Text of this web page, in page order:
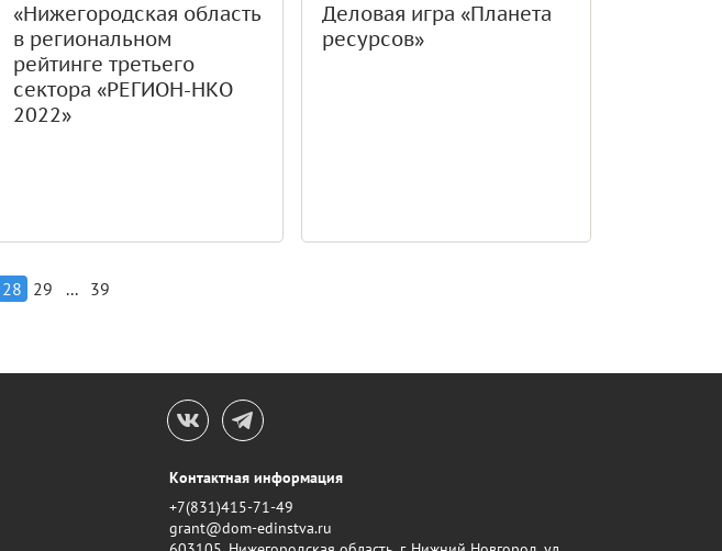
«Нижегородская область
в региональном
рейтинге третьего
сектора «РЕГИОН-НКО
2022»
Деловая игра «Планета
ресурсов»
28 29 ... 39
Контактная информация
+7(831)415-71-49
grant@dom-edinstva.ru